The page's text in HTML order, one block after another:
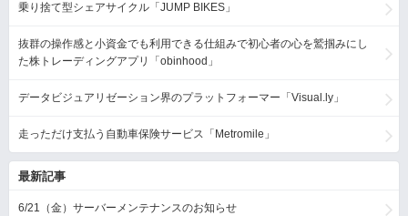
乗り捨て型シェアサイクル「JUMP BIKES」
抜群の操作感と小資金でも利用できる仕組みで初心者の心を鷲掴みにし
た株トレーディングアプリ「obinhood」
データビジュアリゼーション界のプラットフォーマー「Visual.ly」
走っただけ支払う自動車保険サービス「Metromile」
最新記事
6/21（金）サーバーメンテナンスのお知らせ